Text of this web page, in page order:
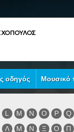
οδηγός Μουσικό
L M N O P
Q
Λ Μ Ν Ξ Ο
Π